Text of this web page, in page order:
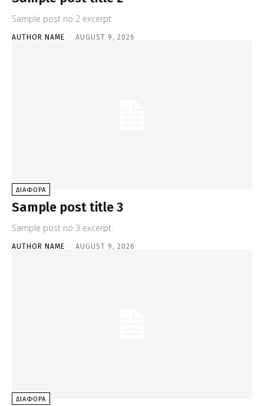
Sample post no 2 excerpt.
AUTHOR NAME - AUGUST 9, 2026
ΔΙΑΦΟΡΑ
Sample post title 3
Sample post no 3 excerpt.
AUTHOR NAME - AUGUST 9, 2026
ΔΙΑΦΟΡΑ